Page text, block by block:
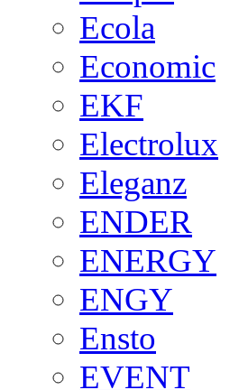
Ecola
Economic
EKF
Electrolux
Eleganz
ENDER
ENERGY
ENGY
Ensto
EVENT